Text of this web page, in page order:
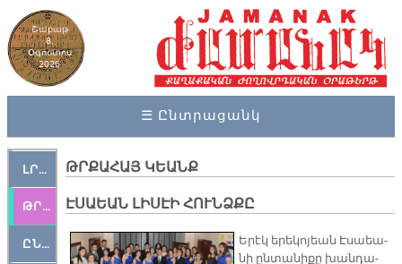
Շաբաթ
8,
Օգոստոս
2026
☰ Ընտրացանկ
ԼՐԱՀՈՍ
ԹՐՔԱՀԱՅ ԿԵԱՆՔ
ԸՆԿԵՐԱՄՇԱԿՈՒԹԱՅԻՆ
ԹՐՔԱՀԱՅ ԿԵԱՆՔ
ԷՍԱԵԱՆ ԼԻՍԷԻ ՀՈՒՆՁՔԸ
Ե­րէկ ե­րե­կո­յեան Է­սաեա­
նի ըն­տա­նի­քը խան­դա­